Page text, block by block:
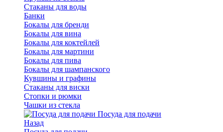
Стаканы для воды
Банки
Бокалы для бренди
Бокалы для вина
Бокалы для коктейлей
Бокалы для мартини
Бокалы для пива
Бокалы для шампанского
Кувшины и графины
Стаканы для виски
Стопки и рюмки
Чашки из стекла
Посуда для подачи
Назад